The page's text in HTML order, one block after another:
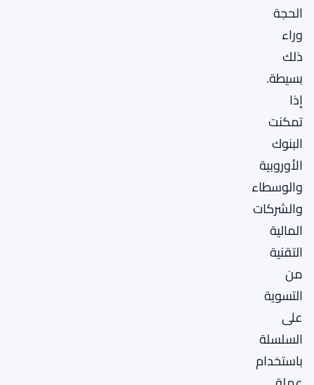
الحجة
وراء
ذلك
بسيطة.
إذا
تمكنت
البنوك
الأوروبية
والوسطاء
والشركات
المالية
التقنية
من
التسوية
على
السلسلة
باستخدام